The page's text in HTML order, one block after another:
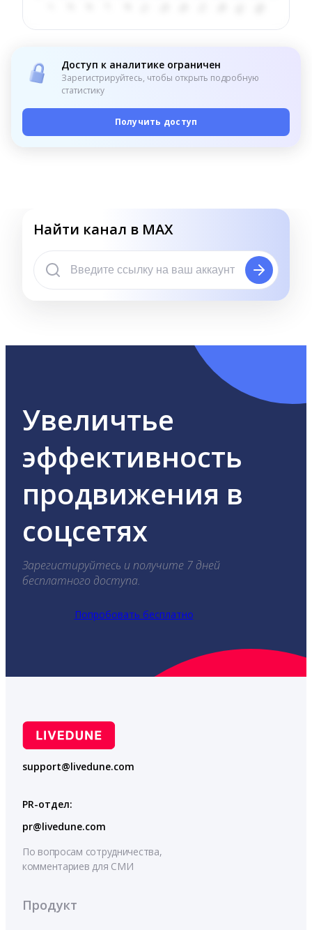
Доступ к аналитике ограничен
Зарегистрируйтесь, чтобы открыть подробную
статистику
Получить доступ
Найти канал в MAX
Увеличтье
эффективность
продвижения в
соцсетях
Зарегистируйтесь и получите 7 дней
бесплатного доступа.
Попробовать бесплатно
support@livedune.com
PR-отдел:
pr@livedune.com
По вопросам сотрудничества,
комментариев для СМИ
Продукт